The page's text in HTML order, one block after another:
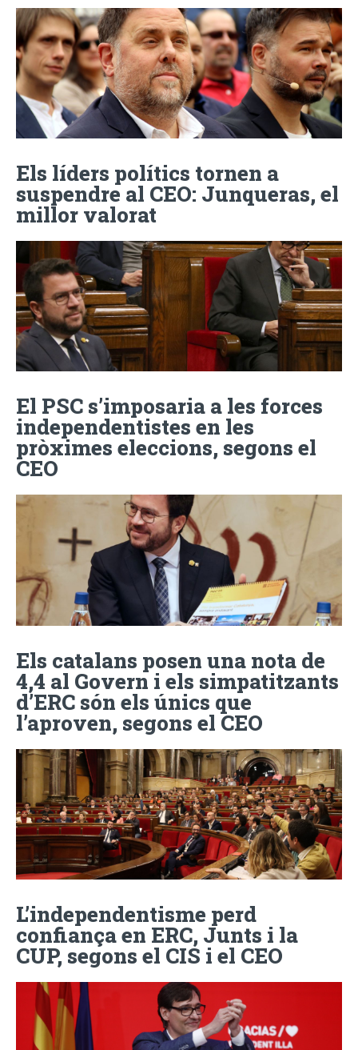
Els líders polítics tornen a
suspendre al CEO: Junqueras, el
millor valorat
El PSC s’imposaria a les forces
independentistes en les
pròximes eleccions, segons el
CEO
Els catalans posen una nota de
4,4 al Govern i els simpatitzants
d’ERC són els únics que
l’aproven, segons el CEO
L’independentisme perd
confiança en ERC, Junts i la
CUP, segons el CIS i el CEO